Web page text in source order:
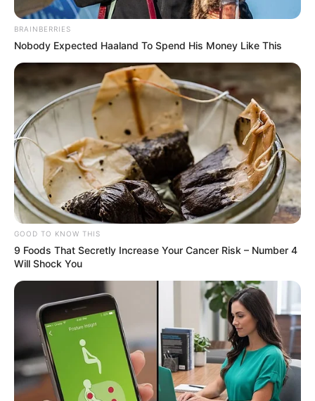
BRAINBERRIES
Nobody Expected Haaland To Spend His Money Like This
GOOD TO KNOW THIS
9 Foods That Secretly Increase Your Cancer Risk – Number 4
Will Shock You